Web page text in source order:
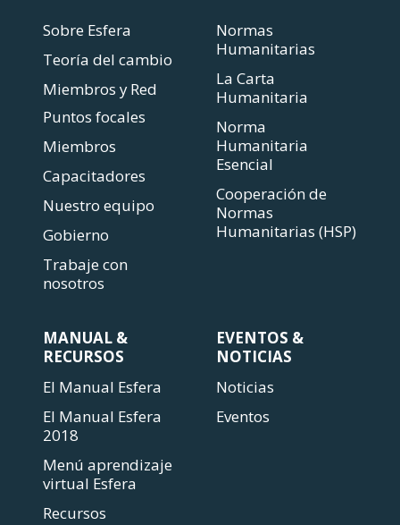
Sobre Esfera
Teoría del cambio
Miembros y Red
Puntos focales
Miembros
Capacitadores
Nuestro equipo
Gobierno
Trabaje con
nosotros
Normas
Humanitarias
La Carta
Humanitaria
Norma
Humanitaria
Esencial
Cooperación de
Normas
Humanitarias (HSP)
MANUAL &
RECURSOS
El Manual Esfera
El Manual Esfera
2018
Menú aprendizaje
virtual Esfera
Recursos
EVENTOS &
NOTICIAS
Noticias
Eventos